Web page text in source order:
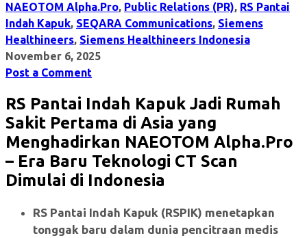
NAEOTOM Alpha.Pro, Public Relations (PR), RS Pantai
Indah Kapuk, SEQARA Communications, Siemens
Healthineers, Siemens Healthineers Indonesia
November 6, 2025
Post a Comment
RS Pantai Indah Kapuk Jadi Rumah
Sakit Pertama di Asia yang
Menghadirkan NAEOTOM Alpha.Pro
– Era Baru Teknologi CT Scan
Dimulai di Indonesia
RS Pantai Indah Kapuk (RSPIK) menetapkan
tonggak baru dalam dunia pencitraan medis